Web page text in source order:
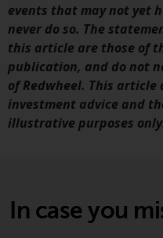
qualifizierten
von Artikel 10
angeboten
3ter KAG
Der Vertreter
verwalteten
der Schweiz
events that may not yet
never do so. The
this article are those of
publication, and do not
of Redwheel. This
investment advice and
illustrative purposes
In case you